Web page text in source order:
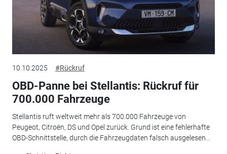
10.10.2025 #Rückruf
OBD-Panne bei Stellantis: Rückruf für
700.000 Fahrzeuge
Stellantis ruft weltweit mehr als 700.000 Fahrzeuge von
Peugeot, Citroën, DS und Opel zurück. Grund ist eine fehlerhafte
OBD-Schnittstelle, durch die Fahrzeugdaten falsch ausgelesen...